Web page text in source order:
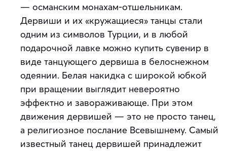
— османским монахам-отшельникам.
Дервиши и их «кружащиеся» танцы стали
одним из символов Турции, и в любой
подарочной лавке можно купить сувенир в
виде танцующего дервиша в белоснежном
одеянии. Белая накидка с широкой юбкой
при вращении выглядит невероятно
эффектно и завораживающе. При этом
движения дервишей — это не просто танец,
а религиозное послание Всевышнему. Самый
известный танец дервишей принадлежит